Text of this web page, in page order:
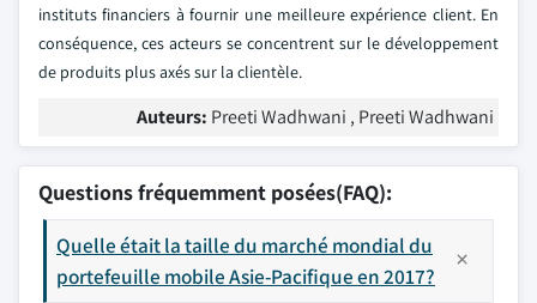
instituts financiers à fournir une meilleure expérience client. En
conséquence, ces acteurs se concentrent sur le développement
de produits plus axés sur la clientèle.
Auteurs: Preeti Wadhwani , Preeti Wadhwani
Questions fréquemment posées(FAQ):
Quelle était la taille du marché mondial du
portefeuille mobile Asie-Pacifique en 2017?